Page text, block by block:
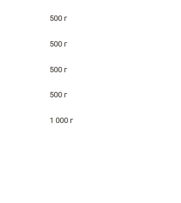
500 г
500 г
500 г
500 г
1 000 г